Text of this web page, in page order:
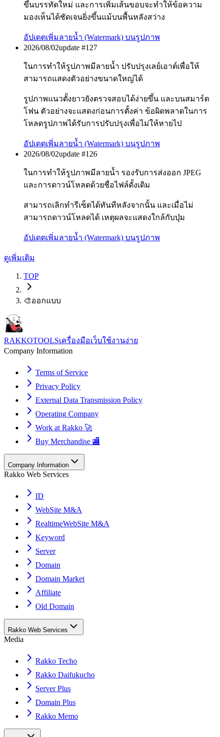
ขึ้นบรรทัดใหม่ และการเพิ่มเส้นขอบจะทำให้ข้อความ
มองเห็นได้ชัดเจนยิ่งขึ้นแม้บนพื้นหลังสว่าง
อัปเดตเพิ่มลายน้ำ (Watermark) บนรูปภาพ
2026/08/02update #127
ในการทำให้รูปภาพมีลายน้ำ ปรับปรุงเลย์เอาต์เพื่อให้
สามารถแสดงตัวอย่างขนาดใหญ่ได้
รูปภาพแนวตั้งยาวยังตรวจสอบได้ง่ายขึ้น และบนสมาร์ต
โฟน ตัวอย่างจะแสดงก่อนการตั้งค่า ข้อผิดพลาดในการ
โหลดรูปภาพได้รับการปรับปรุงเพื่อไม่ให้หายไป
อัปเดตเพิ่มลายน้ำ (Watermark) บนรูปภาพ
2026/08/02update #126
ในการทำให้รูปภาพมีลายน้ำ รองรับการส่งออก JPEG
และการดาวน์โหลดด้วยชื่อไฟล์ดั้งเดิม
สามารถเลิกทำรีเซ็ตได้ทันทีหลังจากนั้น และเมื่อไม่
สามารถดาวน์โหลดได้ เหตุผลจะแสดงใกล้กับปุ่ม
อัปเดตเพิ่มลายน้ำ (Watermark) บนรูปภาพ
ดูเพิ่มเติม
TOP
🎨ออกแบบ
RAKKOTOOLSเครื่องมือเว็บใช้งานง่าย
Company Information
Terms of Service
Privacy Policy
External Data Transmission Policy
Operating Company
Work at Rakko 🚀
Buy Merchandise 🏬
Company Information
Rakko Web Services
ID
WebSite M&A
RealtimeWebSite M&A
Keyword
Server
Domain
Domain Market
Affiliate
Old Domain
Rakko Web Services
Media
Rakko Techo
Rakko Daifukucho
Server Plus
Domain Plus
Rakko Memo